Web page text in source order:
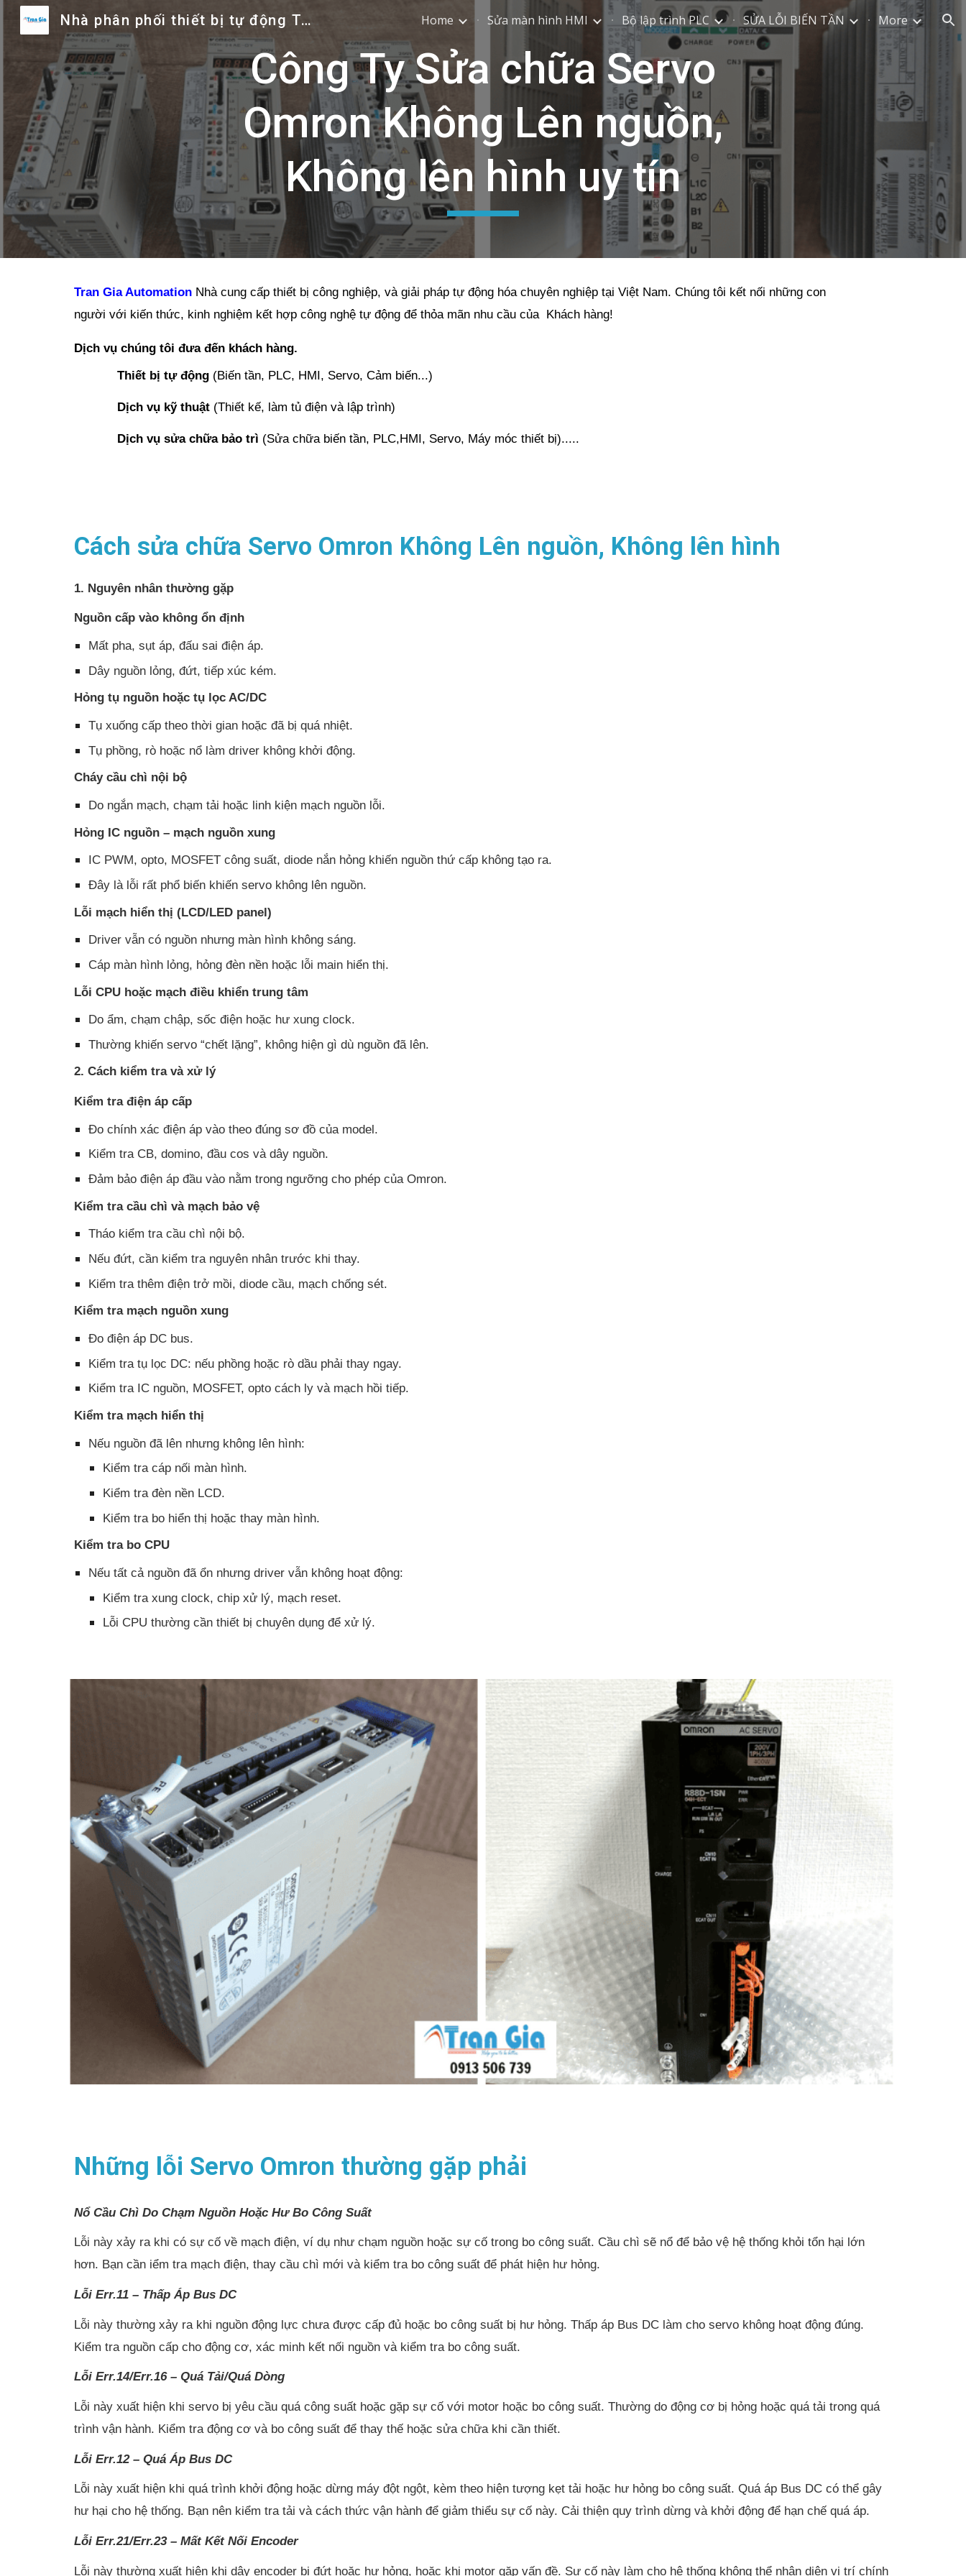
Skip to main content Skip to navigation
Nhà phân phối thiết bị tự động Trần Gia Home Sửa màn hình HMI Bộ lập trình PLC SỬA LỖI BIẾN TẦN More
Công Ty Sửa chữa Servo
Omron Không Lên nguồn,
Không lên hình uy tín
Tran Gia Automation Nhà cung cấp thiết bị công nghiệp, và giải pháp tự động hóa chuyên nghiệp tại Việt Nam. Chúng tôi kết nối những con
người với kiến thức, kinh nghiệm kết hợp công nghệ tự động để thỏa mãn nhu cầu của Khách hàng!
Dịch vụ chúng tôi đưa đến khách hàng.
Thiết bị tự động(Biến tần, PLC, HMI, Servo, Cảm biến...)
Dịch vụ kỹ thuật(Thiết kế, làm tủ điện và lập trình)
Dịch vụ sửa chữa bảo trì (Sửa chữa biến tần, PLC,HMI, Servo, Máy móc thiết bị).....
Cách sửa chữa Servo Omron Không Lên nguồn, Không lên hình
1. Nguyên nhân thường gặp
Nguồn cấp vào không ổn định
Mất pha, sụt áp, đấu sai điện áp.
Dây nguồn lỏng, đứt, tiếp xúc kém.
Hỏng tụ nguồn hoặc tụ lọc AC/DC
Tụ xuống cấp theo thời gian hoặc đã bị quá nhiệt.
Tụ phồng, rò hoặc nổ làm driver không khởi động.
Cháy cầu chì nội bộ
Do ngắn mạch, chạm tải hoặc linh kiện mạch nguồn lỗi.
Hỏng IC nguồn – mạch nguồn xung
IC PWM, opto, MOSFET công suất, diode nắn hỏng khiến nguồn thứ cấp không tạo ra.
Đây là lỗi rất phổ biến khiến servo không lên nguồn.
Lỗi mạch hiển thị (LCD/LED panel)
Driver vẫn có nguồn nhưng màn hình không sáng.
Cáp màn hình lỏng, hỏng đèn nền hoặc lỗi main hiển thị.
Lỗi CPU hoặc mạch điều khiển trung tâm
Do ẩm, chạm chập, sốc điện hoặc hư xung clock.
Thường khiến servo “chết lặng”, không hiện gì dù nguồn đã lên.
2. Cách kiểm tra và xử lý
Kiểm tra điện áp cấp
Đo chính xác điện áp vào theo đúng sơ đồ của model.
Kiểm tra CB, domino, đầu cos và dây nguồn.
Đảm bảo điện áp đầu vào nằm trong ngưỡng cho phép của Omron.
Kiểm tra cầu chì và mạch bảo vệ
Tháo kiểm tra cầu chì nội bộ.
Nếu đứt, cần kiểm tra nguyên nhân trước khi thay.
Kiểm tra thêm điện trở mồi, diode cầu, mạch chống sét.
Kiểm tra mạch nguồn xung
Đo điện áp DC bus.
Kiểm tra tụ lọc DC: nếu phồng hoặc rò dầu phải thay ngay.
Kiểm tra IC nguồn, MOSFET, opto cách ly và mạch hồi tiếp.
Kiểm tra mạch hiển thị
Nếu nguồn đã lên nhưng không lên hình:
Kiểm tra cáp nối màn hình.
Kiểm tra đèn nền LCD.
Kiểm tra bo hiển thị hoặc thay màn hình.
Kiểm tra bo CPU
Nếu tất cả nguồn đã ổn nhưng driver vẫn không hoạt động:
Kiểm tra xung clock, chip xử lý, mạch reset.
Lỗi CPU thường cần thiết bị chuyên dụng để xử lý.
Những lỗi Servo Omron thường gặp phải
Nổ Cầu Chì Do Chạm Nguồn Hoặc Hư Bo Công Suất
Lỗi này xảy ra khi có sự cố về mạch điện, ví dụ như chạm nguồn hoặc sự cố trong bo công suất. Cầu chì sẽ nổ để bảo vệ hệ thống khỏi tổn hại lớn
hơn. Bạn cần iểm tra mạch điện, thay cầu chì mới và kiểm tra bo công suất để phát hiện hư hỏng.
Lỗi Err.11 – Thấp Áp Bus DC
Lỗi này thường xảy ra khi nguồn động lực chưa được cấp đủ hoặc bo công suất bị hư hỏng. Thấp áp Bus DC làm cho servo không hoạt động đúng.
Kiểm tra nguồn cấp cho động cơ, xác minh kết nối nguồn và kiểm tra bo công suất.
Lỗi Err.14/Err.16 – Quá Tải/Quá Dòng
Lỗi này xuất hiện khi servo bị yêu cầu quá công suất hoặc gặp sự cố với motor hoặc bo công suất. Thường do động cơ bị hỏng hoặc quá tải trong quá
trình vận hành. Kiểm tra động cơ và bo công suất để thay thế hoặc sửa chữa khi cần thiết.
Lỗi Err.12 – Quá Áp Bus DC
Lỗi này xuất hiện khi quá trình khởi động hoặc dừng máy đột ngột, kèm theo hiện tượng kẹt tải hoặc hư hỏng bo công suất. Quá áp Bus DC có thể gây
hư hại cho hệ thống. Bạn nên kiểm tra tải và cách thức vận hành để giảm thiểu sự cố này. Cải thiện quy trình dừng và khởi động để hạn chế quá áp.
Lỗi Err.21/Err.23 – Mất Kết Nối Encoder
Lỗi này thường xuất hiện khi dây encoder bị đứt hoặc hư hỏng, hoặc khi motor gặp vấn đề. Sự cố này làm cho hệ thống không thể nhận diện vị trí chính